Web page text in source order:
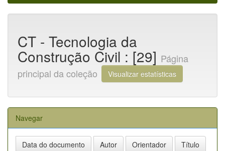
CT - Tecnologia da
Construção Civil : [29] Página
principal da coleção
Visualizar estatísticas
Navegar